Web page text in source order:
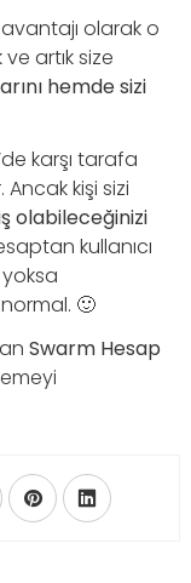
avantajı olarak o
artık size
hemde sizi
karşı tarafa
kişi sizi
olabileceğinizi
kullanıcı
yoksa
🙂
Swarm Hesap